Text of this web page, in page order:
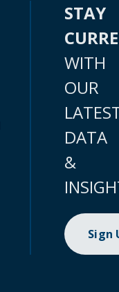
STAY
WITH
OUR
DATA
&
Sign